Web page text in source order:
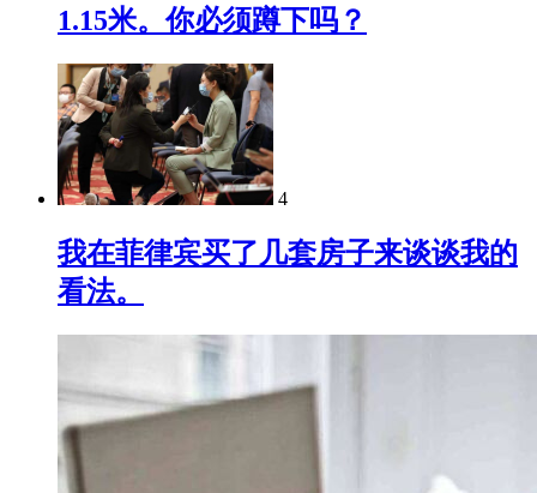
1.15米。你必须蹲下吗？
4
我在菲律宾买了几套房子来谈谈我的
看法。